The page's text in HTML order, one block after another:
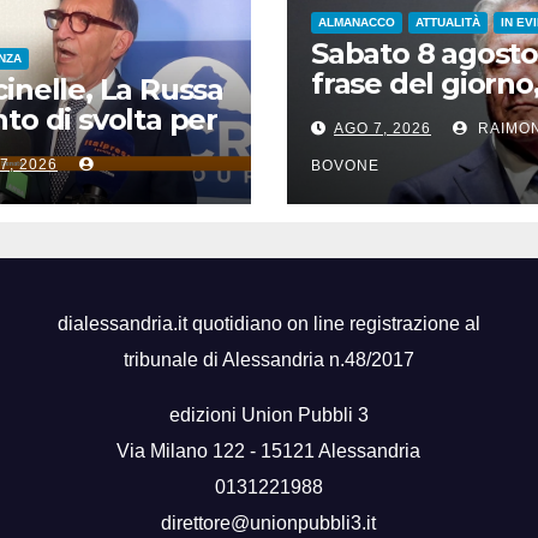
La Russa
di svolta per
sul
2026
ALMANACCO ATTUALITÀ IN
Sabato 8
frase del
santi del
famosi,
oggi
AGO 7, 2026
BOVONE
dialessandria.it quotidiano on line registrazione al
tribunale di Alessandria n.48/2017
edizioni Union Pubbli 3
Via Milano 122 - 15121 Alessandria
0131221988
direttore@unionpubbli3.it